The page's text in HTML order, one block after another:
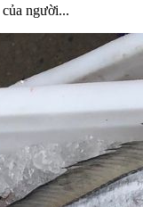
người...